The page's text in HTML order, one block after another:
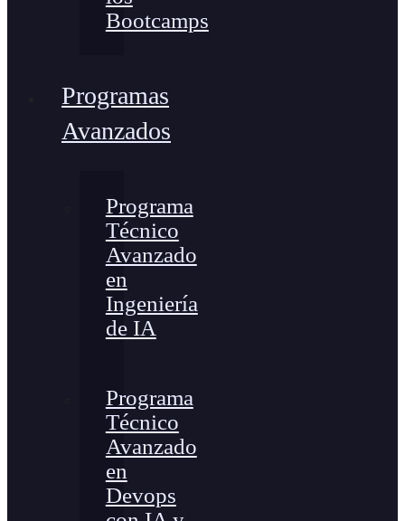
Bootcamps
Programas
Avanzados
Programa
Técnico
Avanzado
en
Ingeniería
de IA
Programa
Técnico
Avanzado
en
Devops